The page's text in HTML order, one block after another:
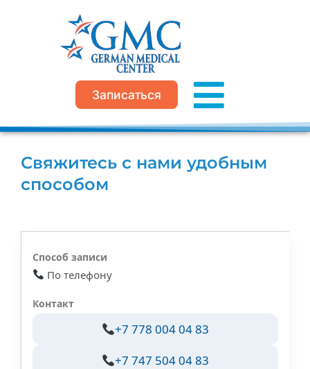
содержимому
Записаться
Свяжитесь с нами удобным
способом
По телефону
+7 778 004 04 83
+7 747 504 04 83